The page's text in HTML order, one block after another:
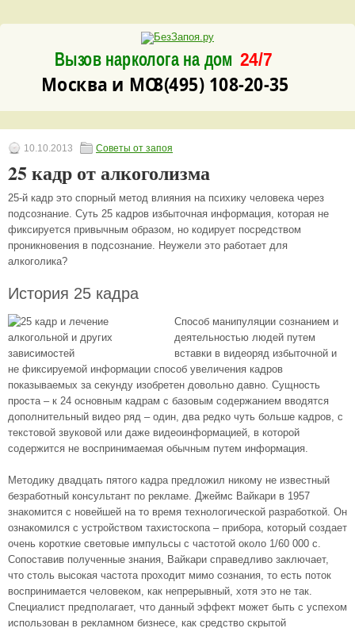
Вызов нарколога на дом
8(495) 108-20-35
Москва и МО
24/7
10.10.2013 Советы от запоя
25 кадр от алкоголизма
25-й кадр это спорный метод влияния на психику человека через
подсознание. Суть 25 кадров избыточная информация, которая не
фиксируется привычным образом, но кодирует посредством
проникновения в подсознание. Неужели это работает для
алкоголика?
История 25 кадра
Способ манипуляции сознанием и
деятельностью людей путем
вставки в видеоряд избыточной и
не фиксируемой информации способ увеличения кадров
показываемых за секунду изобретен довольно давно. Сущность
проста – к 24 основным кадрам с базовым содержанием вводятся
дополнительный видео ряд – один, два редко чуть больше кадров, с
текстовой звуковой или даже видеоинформацией, в которой
содержится не воспринимаемая обычным путем информация.
Методику двадцать пятого кадра предложил никому не известный
безработный консультант по рекламе. Джеймс Вайкари в 1957
знакомится с новейшей на то время технологической разработкой. Он
ознакомился с устройством тахистоскопа – прибора, который создает
очень короткие световые импульсы с частотой около 1/60 000 с.
Сопоставив полученные знания, Вайкари справедливо заключает,
что столь высокая частота проходит мимо сознания, то есть поток
воспринимается человеком, как непрерывный, хотя это не так.
Специалист предполагает, что данный эффект может быть с успехом
использован в рекламном бизнесе, как средство скрытой